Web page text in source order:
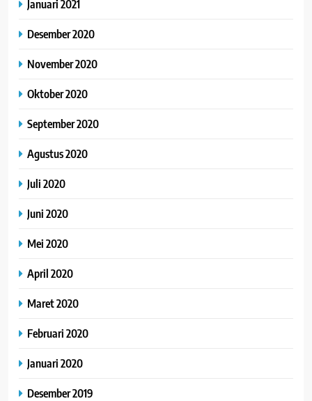
Januari 2021
Desember 2020
November 2020
Oktober 2020
September 2020
Agustus 2020
Juli 2020
Juni 2020
Mei 2020
April 2020
Maret 2020
Februari 2020
Januari 2020
Desember 2019